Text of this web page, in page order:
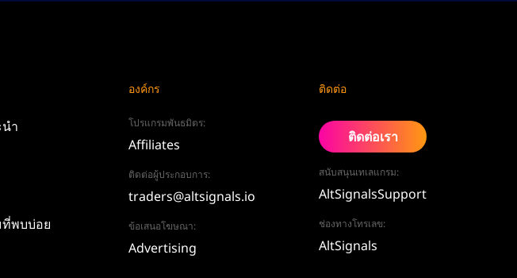
ำ
พบบ่อย
องค์กร
โปรแกรมพันธมิตร:
Affiliates
ติดต่อผู้ประกอบการ:
traders@altsignals.io
ข้อเสนอโฆษณา:
Advertising
ติดต่อ
ติดต่อเรา
สนับสนุนเทเลแกรม:
AltSignalsSupport
ช่องทางโทรเลข:
AltSignals